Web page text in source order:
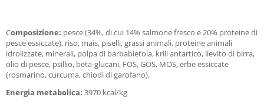
Composizione: pesce (34%, di cui 14% salmone fresco e 20% proteine di
pesce essiccate), riso, mais, piselli, grassi animali, proteine animali
idrolizzate, minerali, polpa di barbabietola, krill antartico, lievito di birra,
olio di pesce, psillio, beta-glucani, FOS, GOS, MOS, erbe essiccate
(rosmarino, curcuma, chiodi di garofano).
Energia metabolica: 3970 kcal/kg